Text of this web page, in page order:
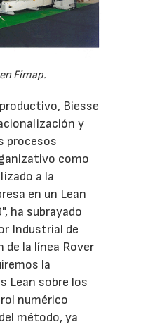
Fimap.
Biesse
y
procesos
como
a la
en un Lean
ha subrayado
Industrial de
de la línea Rover
la
Lean sobre los
numérico
método, ya